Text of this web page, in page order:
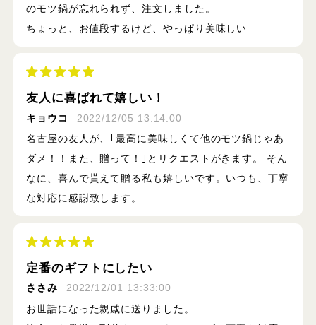
のモツ鍋が忘れられず、注文しました。
ちょっと、お値段するけど、やっぱり美味しい
友人に喜ばれて嬉しい！
キョウコ
2022/12/05 13:14:00
名古屋の友人が、｢最高に美味しくて他のモツ鍋じゃあ
ダメ！！また、贈って！｣とリクエストがきます。 そん
なに、喜んで貰えて贈る私も嬉しいです。いつも、丁寧
な対応に感謝致します。
定番のギフトにしたい
ささみ
2022/12/01 13:33:00
お世話になった親戚に送りました。